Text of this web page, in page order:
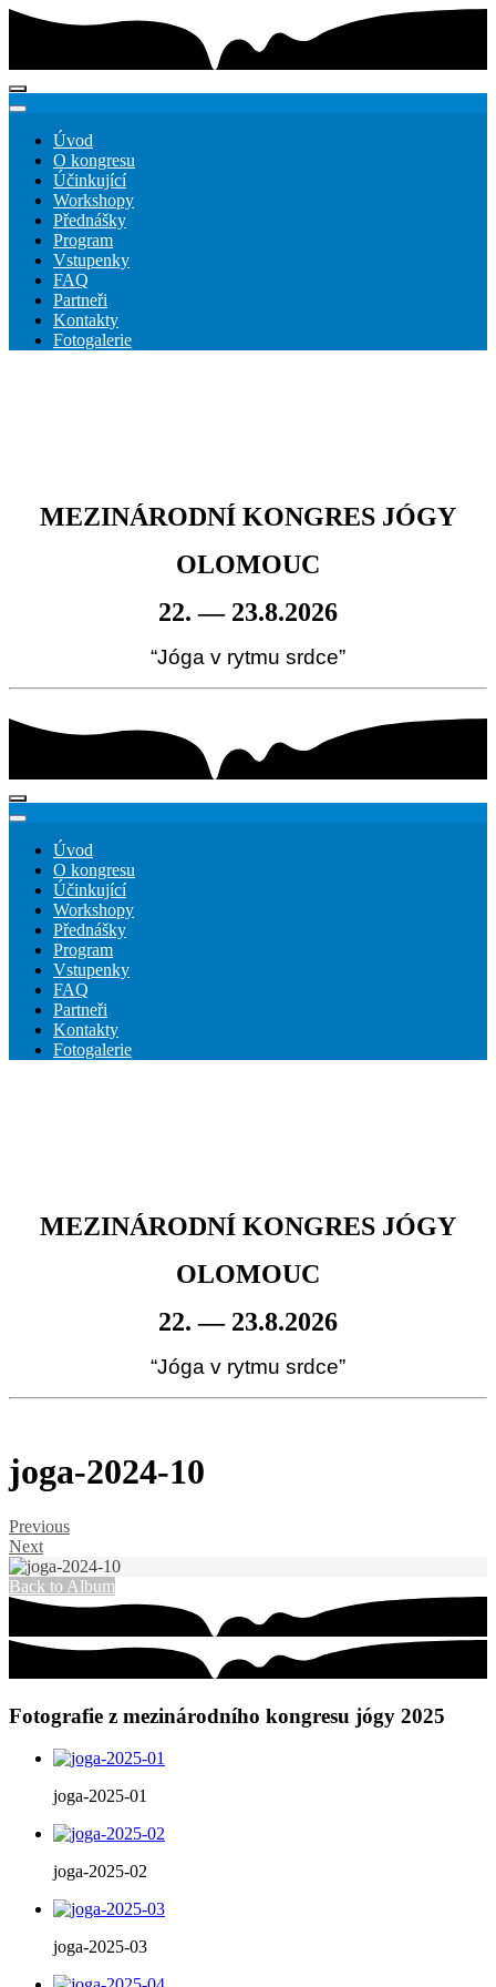
Úvod
O kongresu
Účinkující
Workshopy
Přednášky
Program
Vstupenky
FAQ
Partneři
Kontakty
Fotogalerie
MEZINÁRODNÍ KONGRES JÓGY
OLOMOUC
22. — 23.8.2026
“Jóga v rytmu srdce”
Úvod
O kongresu
Účinkující
Workshopy
Přednášky
Program
Vstupenky
FAQ
Partneři
Kontakty
Fotogalerie
MEZINÁRODNÍ KONGRES JÓGY
OLOMOUC
22. — 23.8.2026
“Jóga v rytmu srdce”
joga-2024-10
Previous
Next
Back to Album
Fotografie z mezinárodního kongresu jógy 2025
joga-2025-01
joga-2025-02
joga-2025-03